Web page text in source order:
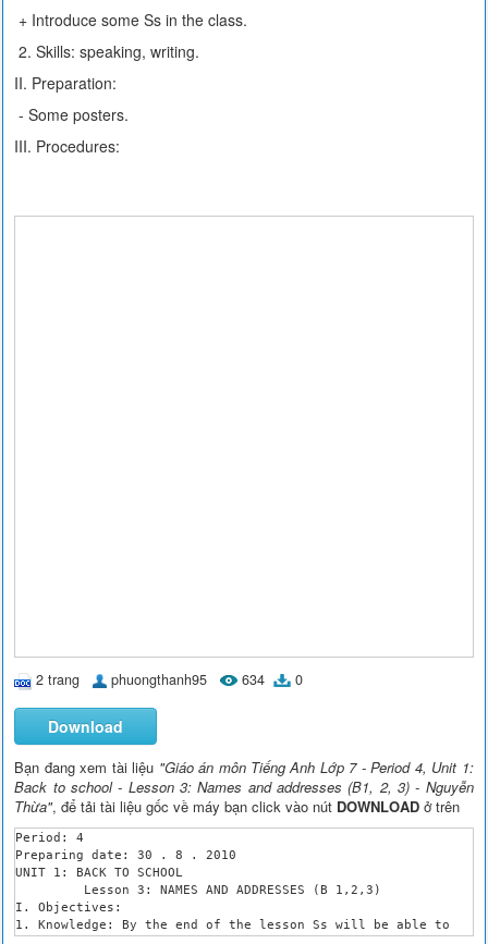
+ Introduce some Ss in the class.
2. Skills: speaking, writing.
II. Preparation:
- Some posters.
III. Procedures:
2 trang phuongthanh95 634 0
Download
Bạn đang xem tài liệu "Giáo án môn Tiếng Anh Lớp 7 - Period 4, Unit 1:
Back to school - Lesson 3: Names and addresses (B1, 2, 3) - Nguyễn
Thừa", để tải tài liệu gốc về máy bạn click vào nút DOWNLOAD ở trên
Period: 4
Preparing date: 30 . 8 . 2010
UNIT 1: BACK TO SCHOOL
I. Objectives:
1. Knowledge: By the end of the lesson Ss will be able to